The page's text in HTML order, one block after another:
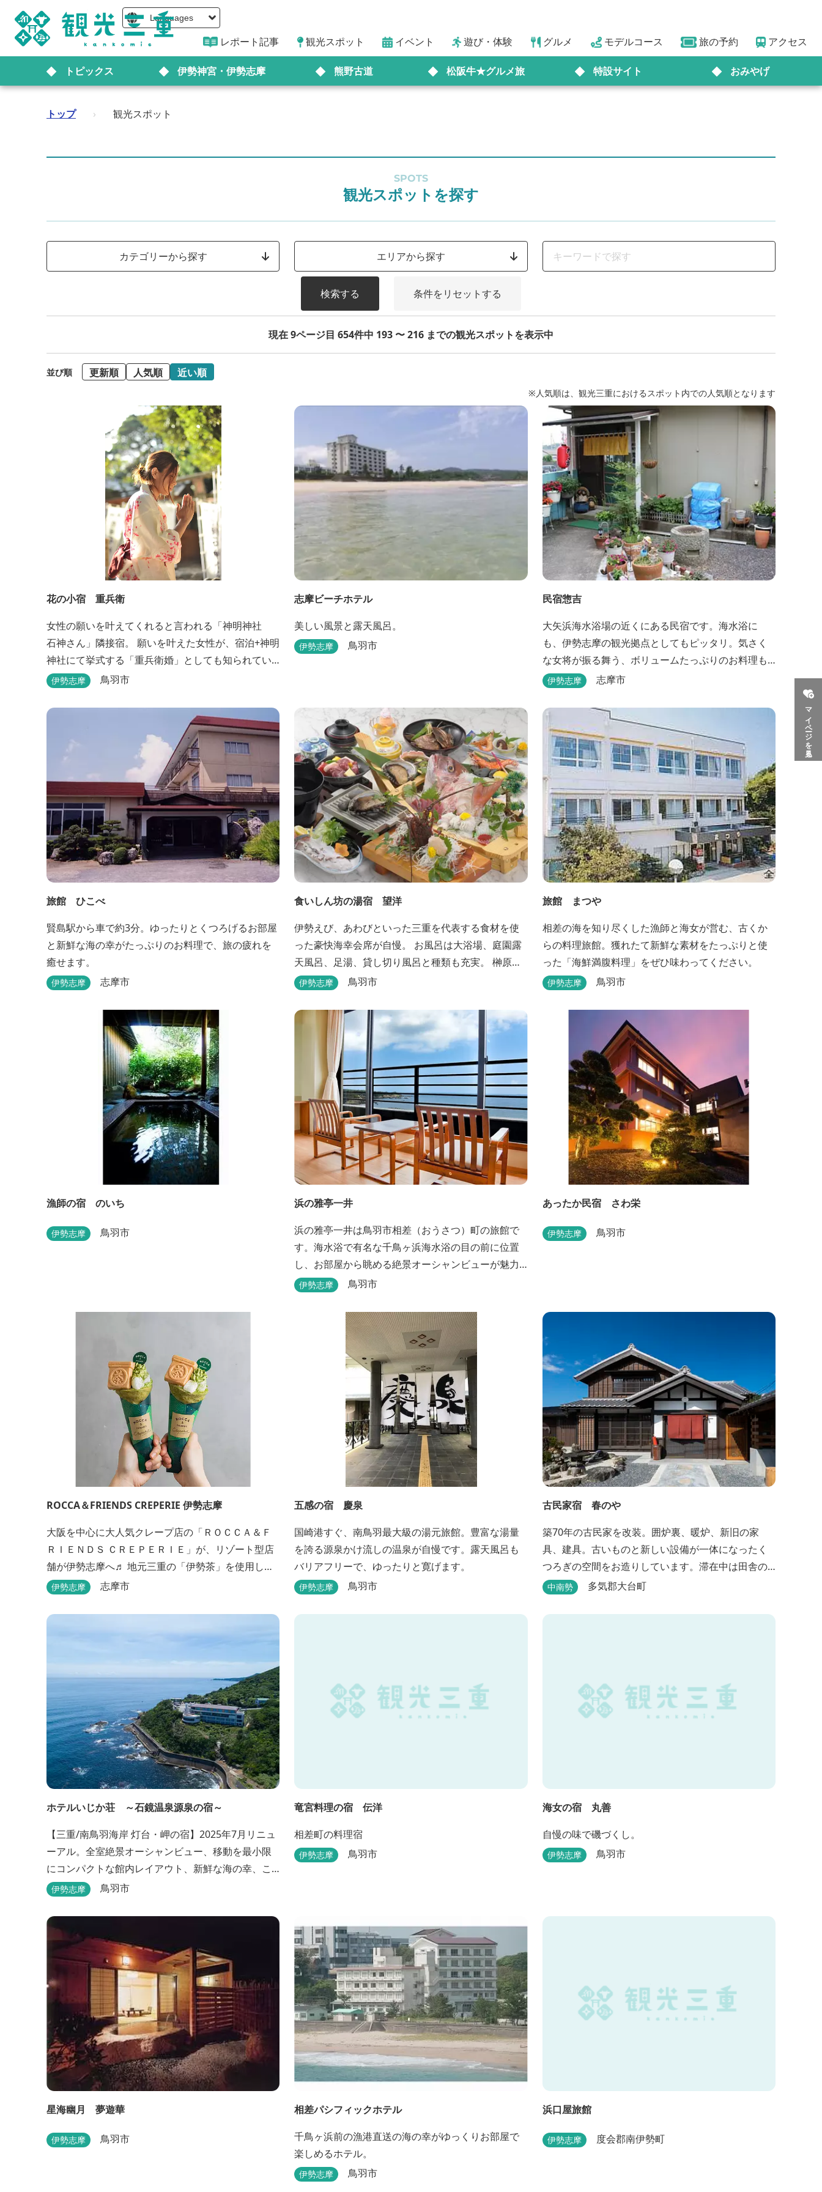
Languages
レポート記事 観光スポット イベント 遊び・体験 グルメ モデルコース 旅の予約 アクセス
トピックス 伊勢神宮・伊勢志摩 熊野古道 松阪牛★グルメ旅 特設サイト おみやげ
マイページを見る
トップ › 観光スポット
SPOTS
観光スポットを探す
カテゴリーから探す エリアから探す
検索する 条件をリセットする
現在 9ページ目 654件中 193 〜 216 までの観光スポットを表示中
並び順 更新順 人気順 近い順
※人気順は、観光三重におけるスポット内での人気順となります
花の小宿 重兵衛
女性の願いを叶えてくれると言われる「神明神社
石神さん」隣接宿。 願いを叶えた女性が、宿泊+神明
神社にて挙式する「重兵衛婚」としても知られてい
ます。 和モダンに設えたお洒落な空間が女性に人
伊勢志摩 鳥羽市
志摩ビーチホテル
美しい風景と露天風呂。
伊勢志摩 鳥羽市
民宿惣吉
大矢浜海水浴場の近くにある民宿です。海水浴に
も、伊勢志摩の観光拠点としてもピッタリ。気さく
な女将が振る舞う、ボリュームたっぷりのお料理も
楽しめます。
伊勢志摩 志摩市
旅館 ひこべ
賢島駅から車で約3分。ゆったりとくつろげるお部屋
と新鮮な海の幸がたっぷりのお料理で、旅の疲れを
癒せます。
伊勢志摩 志摩市
食いしん坊の湯宿 望洋
伊勢えび、あわびといった三重を代表する食材を使
った豪快海幸会席が自慢。 お風呂は大浴場、庭園露
天風呂、足湯、貸し切り風呂と種類も充実。 榊原温
泉の汲み湯を使用しているので、お肌もツルツル
伊勢志摩 鳥羽市
旅館 まつや
相差の海を知り尽くした漁師と海女が営む、古くか
らの料理旅館。獲れたて新鮮な素材をたっぷりと使
った「海鮮満腹料理」をぜひ味わってください。
伊勢志摩 鳥羽市
漁師の宿 のいち
伊勢志摩 鳥羽市
浜の雅亭一井
浜の雅亭一井は鳥羽市相差（おうさつ）町の旅館で
す。海水浴で有名な千鳥ヶ浜海水浴の目の前に位置
し、お部屋から眺める絶景オーシャンビューが魅力
の宿です。 宿のコンセプトは「しあわせの海へ、よ
平洋に面したみなと町。相差の海は、おいしい海産
物、海女さん、美しい千鳥ヶ浜、海に浮く富士山、
水平線に昇る朝陽といった自然に恵まれた「しあわ
せの海」です。...
伊勢志摩 鳥羽市
あったか民宿 さわ栄
伊勢志摩 鳥羽市
ROCCA＆FRIENDS CREPERIE 伊勢志摩
大阪を中心に大人気クレープ店の「ＲＯＣＣＡ＆Ｆ
ＲＩＥＮＤＳ ＣＲＥＰＥＲＩＥ」が、リゾート型店
舗が伊勢志摩へ♬ 地元三重の「伊勢茶」を使用し
た、伊勢志摩店限定クレープ「伊勢茶ティラミス」
を味わえます。 また季節に合わせて、期間限定クレ
ープやドリンク種類も豊富ですので、伊勢志摩旅行
伊勢志摩 志摩市
五感の宿 慶泉
国崎港すぐ、南鳥羽最大級の湯元旅館。豊富な湯量
を誇る源泉かけ流しの温泉が自慢です。露天風呂も
バリアフリーで、ゆったりと寛げます。
伊勢志摩 鳥羽市
古民家宿 春のや
築70年の古民家を改装。囲炉裏、暖炉、新旧の家
具、建具。古いものと新しい設備が一体になったく
つろぎの空間をお造りしています。滞在中は田舎の
のんびりした時間、再生古民家の快適さをお楽しみ
20：00の間にお願いいたします。 《 チェックアウト
中南勢 多気郡大台町
ホテルいじか荘 ～石鏡温泉源泉の宿～
【三重/南鳥羽海岸 灯台・岬の宿】2025年7月リニュ
ーアル。全室絶景オーシャンビュー、移動を最小限
にコンパクトな館内レイアウト、新鮮な海の幸、こ
んこんと湧きでる天然温泉源泉、展望デッキ〜いじ
ル。
伊勢志摩 鳥羽市
竜宮料理の宿 伝洋
相差町の料理宿
伊勢志摩 鳥羽市
海女の宿 丸善
自慢の味で磯づくし。
伊勢志摩 鳥羽市
星海幽月 夢遊華
伊勢志摩 鳥羽市
相差パシフィックホテル
千鳥ヶ浜前の漁港直送の海の幸がゆっくりお部屋で
楽しめるホテル。
伊勢志摩 鳥羽市
浜口屋旅館
伊勢志摩 度会郡南伊勢町